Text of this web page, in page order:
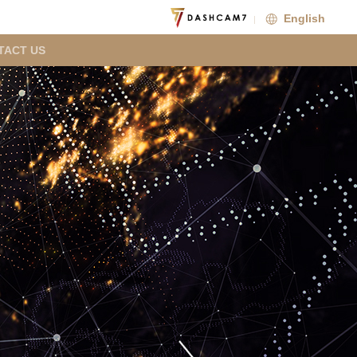
English
US